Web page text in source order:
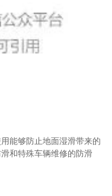
能够防止地面湿滑带来的
和特殊车辆维修的防滑